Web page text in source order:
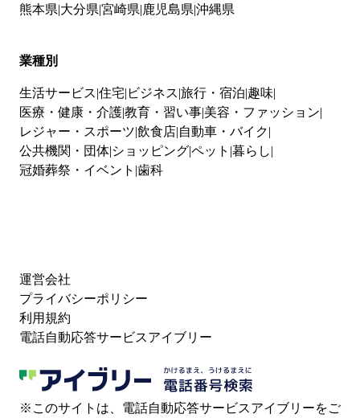
熊本県 大分県 宮崎県 鹿児島県 沖縄県
業種別
生活サービス 住宅 ビジネス 旅行・宿泊 趣味
医療・健康・介護教育・習い事 美容・ファッション
レジャー・スポーツ 飲食店 自動車・バイク
公共機関・団体 ショッピングペット 暮らし
冠婚葬祭・イベント 歯科
運営会社
プライバシーポリシー
利用規約
電話自動応答サービスアイブリー
※このサイトは、電話自動応答サービスアイブリーをご